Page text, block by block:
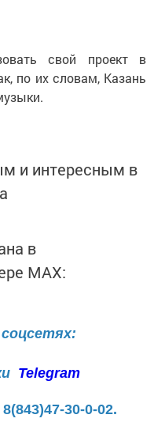
свой проект в
по их словам, Казань
и интересным в
в
MАХ:
Telegram
8(843)47-30-0-02.